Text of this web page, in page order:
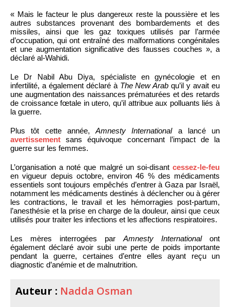
« Mais le facteur le plus dangereux reste la poussière et les
autres substances provenant des bombardements et des
missiles, ainsi que les gaz toxiques utilisés par l’armée
d’occupation, qui ont entraîné des malformations congénitales
et une augmentation significative des fausses couches », a
déclaré al-Wahidi.
Le Dr Nabil Abu Diya, spécialiste en gynécologie et en
infertilité, a également déclaré à The New Arab qu’il y avait eu
une augmentation des naissances prématurées et des retards
de croissance fœtale in utero, qu’il attribue aux polluants liés à
la guerre.
Plus tôt cette année, Amnesty Internationala lancé un
avertissement sans équivoque concernant l’impact de la
guerre sur les femmes.
L’organisation a noté que malgré un soi-disant cessez-le-feu
en vigueur depuis octobre, environ 46 % des médicaments
essentiels sont toujours empêchés d’entrer à Gaza par Israël,
notamment les médicaments destinés à déclencher ou à gérer
les contractions, le travail et les hémorragies post-partum,
l’anesthésie et la prise en charge de la douleur, ainsi que ceux
utilisés pour traiter les infections et les affections respiratoires.
Les mères interrogées par Amnesty Internationalont
également déclaré avoir subi une perte de poids importante
pendant la guerre, certaines d’entre elles ayant reçu un
diagnostic d’anémie et de malnutrition.
Auteur : Nadda Osman